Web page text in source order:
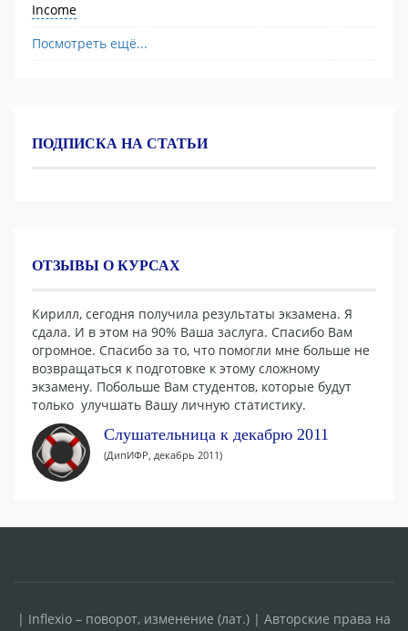
Income
Посмотреть ещё...
ПОДПИСКА НА СТАТЬИ
ОТЗЫВЫ О КУРСАХ
Кирилл, сегодня получила результаты экзамена. Я
сдала. И в этом на 90% Ваша заслуга. Спасибо Вам
огромное. Спасибо за то, что помогли мне больше не
возвращаться к подготовке к этому сложному
экзамену. Побольше Вам студентов, которые будут
только улучшать Вашу личную статистику.
Слушательница к декабрю 2011
(ДипИФР, декабрь 2011)
| Inflexio – поворот, изменение (лат.) | Авторские права на